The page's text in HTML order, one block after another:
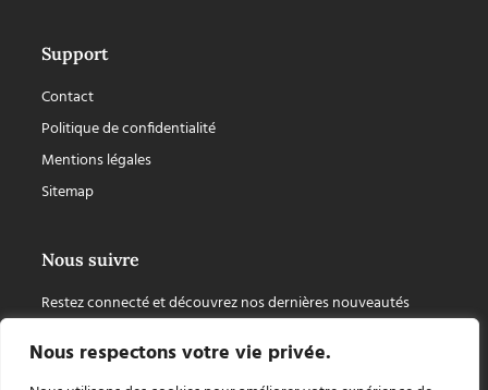
Nous respectons votre vie privée.
Support
Contact
Politique de confidentialité
Mentions légales
Sitemap
Nous suivre
Restez connecté et découvrez nos dernières nouveautés